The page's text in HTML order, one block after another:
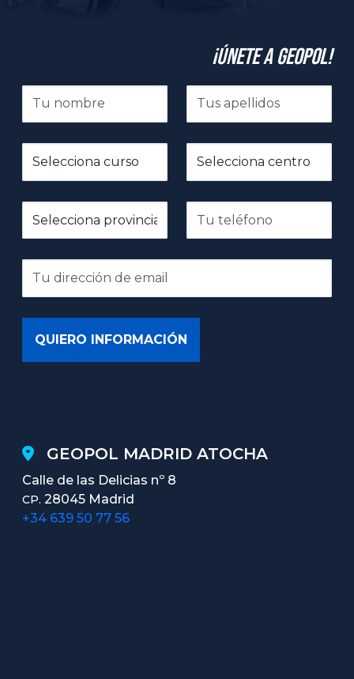
¡Únete a GeoPol!
GEOPOL MADRID ATOCHA
Calle de las Delicias nº 8
CP. 28045 Madrid
+34 639 50 77 56